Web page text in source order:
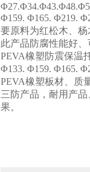
Φ159. Φ165. Φ219.
要原料为红松木、
此产品防腐性能好
PEVA橡塑防震保温
Φ133. Φ159. Φ165.
PEVA橡塑板材、质
三防产品，耐用产
果。